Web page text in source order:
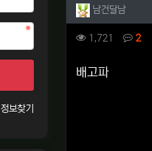
작성자 정보
남건달남작성
컨텐츠 정보
1,721 조회 2댓글
본문
배고파
정보찾기